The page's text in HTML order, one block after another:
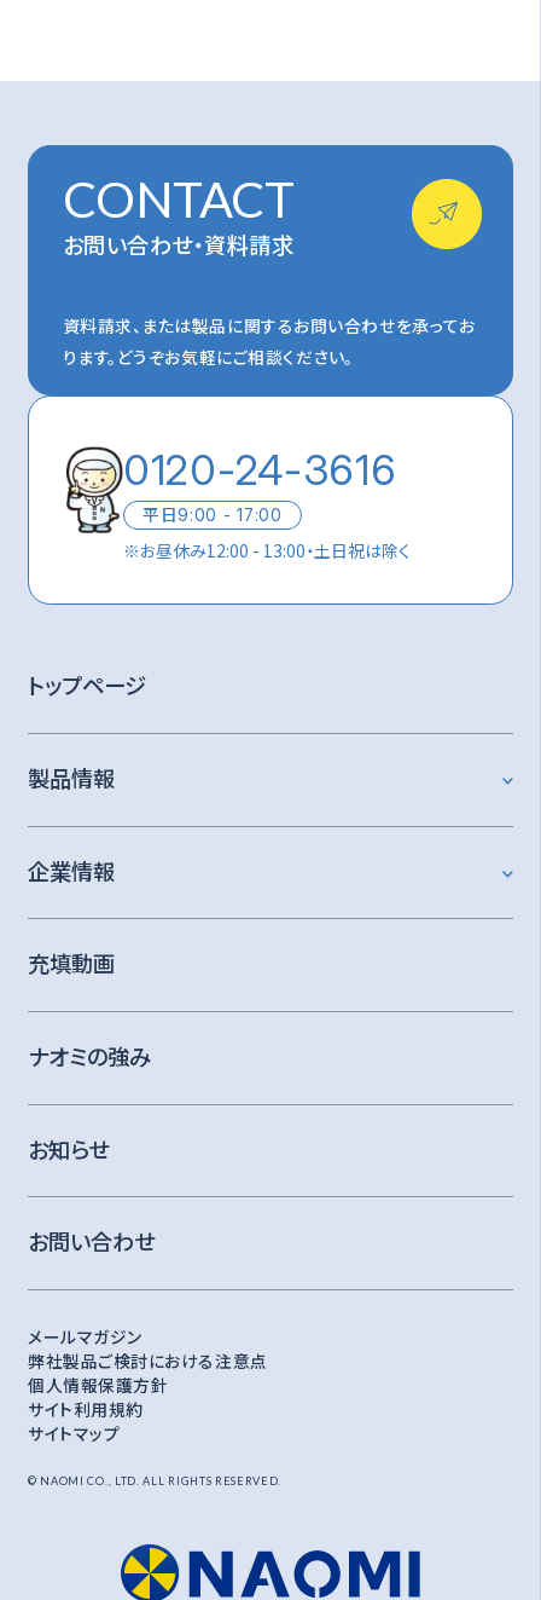
CONTACT
お問い合わせ・資料請求
資料請求、または製品に関するお問い合わせを承ってお
ります。 どうぞお気軽にご相談ください。
0120-24-3616
平日9:00 - 17:00
※お昼休み12:00 - 13:00・土日祝は除く
トップページ
製品情報
企業情報
充填動画
ナオミの強み
お知らせ
お問い合わせ
メールマガジン
弊社製品ご検討における注意点
個人情報保護方針
サイト利用規約
サイトマップ
© NAOMI CO., LTD. ALL RIGHTS RESERVED.